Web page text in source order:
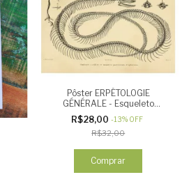
Pôster ERPÉTOLOGIE
GÉNÉRALE - Esqueleto
Serpente
R$28,00 -13% OFF
R$32,00
Comprar